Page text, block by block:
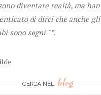
diventare realtà, ma
di dirci che anche gli
sono sogni."”.
CERCA NEL blog